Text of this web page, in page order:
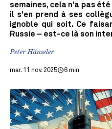
semaines, cela n'a pas
il s'en prend à ses
ignoble qui soit. Ce
Russie – est-ce là son
Peter Hänseler
mar. 11 nov. 2025 6 min